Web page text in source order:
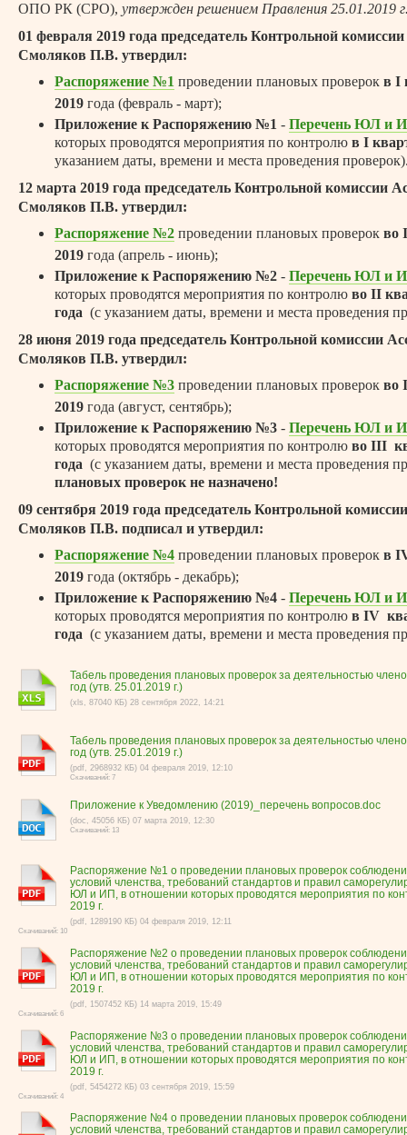
ОПО РК (СРО), утвержден решением Правления 25.01.2019
01 февраля 2019 года председатель Контрольной
Смоляков П.В. утвердил:
Распоряжение №1 проведении плановых проверок в I
2019 года (февраль - март);
Приложение к Распоряжению №1 - Перечень ЮЛ и
которых проводятся мероприятия по контролю в I
указанием даты, времени и места проведения
12 марта 2019 года председатель Контрольной комиссии
Смоляков П.В. утвердил:
Распоряжение №2 проведении плановых проверок во I
2019 года (апрель - июнь);
Приложение к Распоряжению №2 - Перечень ЮЛ и
которых проводятся мероприятия по контролю во II
года (с указанием даты, времени и места проведения
28 июня 2019 года председатель Контрольной комиссии
Смоляков П.В. утвердил:
Распоряжение №3 проведении плановых проверок во I
2019 года (август, сентябрь);
Приложение к Распоряжению №3 - Перечень ЮЛ и
которых проводятся мероприятия по контролю во III
года (с указанием даты, времени и места проведения
плановых проверок не назначено!
09 сентября 2019 года председатель Контрольной
Смоляков П.В. подписал и утвердил:
Распоряжение №4 проведении плановых проверок в
2019 года (октябрь - декабрь);
Приложение к Распоряжению №4 - Перечень ЮЛ и
которых проводятся мероприятия по контролю в IV
года (с указанием даты, времени и места проведения
Табель проведения плановых проверок за деятельностью
год (утв. 25.01.2019 г.)
(xls, 87040 КБ) 28 сентября 2022, 14:21
Табель проведения плановых проверок за деятельностью
год (утв. 25.01.2019 г.)
(pdf, 2968932 КБ) 04 февраля 2019, 12:10
Скачиваний: 7
Приложение к Уведомлению (2019)_перечень вопросов.doc
(doc, 45056 КБ) 07 марта 2019, 12:30
Скачиваний: 13
Распоряжение №1 о проведении плановых проверок
условий членства, требований стандартов и правил
ЮЛ и ИП, в отношении которых проводятся мероприятия по
2019 г.
(pdf, 1289190 КБ) 04 февраля 2019, 12:11
Скачиваний: 10
Распоряжение №2 о проведении плановых проверок
условий членства, требований стандартов и правил
ЮЛ и ИП, в отношении которых проводятся мероприятия по
2019 г.
(pdf, 1507452 КБ) 14 марта 2019, 15:49
Скачиваний: 6
Распоряжение №3 о проведении плановых проверок
условий членства, требований стандартов и правил
ЮЛ и ИП, в отношении которых проводятся мероприятия по
2019 г.
(pdf, 5454272 КБ) 03 сентября 2019, 15:59
Скачиваний: 4
Распоряжение №4 о проведении плановых проверок
условий членства, требований стандартов и правил